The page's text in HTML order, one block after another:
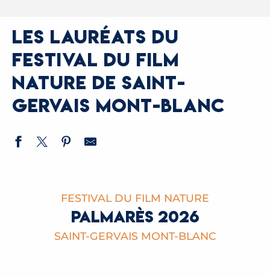
Les lauréats du
festival du film
nature de Saint-
Gervais Mont-Blanc
FESTIVAL DU FILM NATURE
PALMARÈS 2026
SAINT-GERVAIS MONT-BLANC